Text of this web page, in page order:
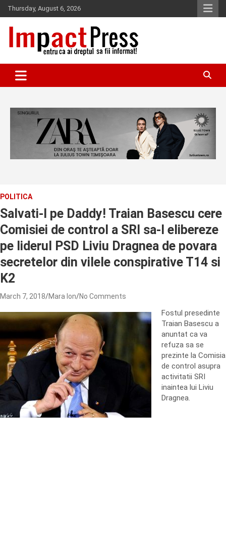
Skip
to
content
Thursday, August 6, 2026
IMPACTPRESS
POLITICA
Salvati-l pe Daddy! Traian Basescu cere
Comisiei de control a SRI sa-l elibereze
pe liderul PSD Liviu Dragnea de povara
secretelor din vilele conspirative T14 si
K2
March 7, 2018 Mara Ion No Comments
Fostul presedinte
Traian Basescu a
anuntat ca va
refuza sa se
prezinte la Comisia
de control asupra
activitatii SRI
inaintea lui Liviu
Dragnea.